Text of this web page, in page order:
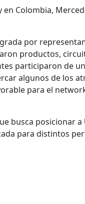
Colombia,
por
productos,
participaron de
algunos de los
para el
busca posicionar
para distintos